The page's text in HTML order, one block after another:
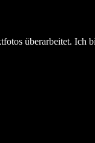
überarbeitet. Ich